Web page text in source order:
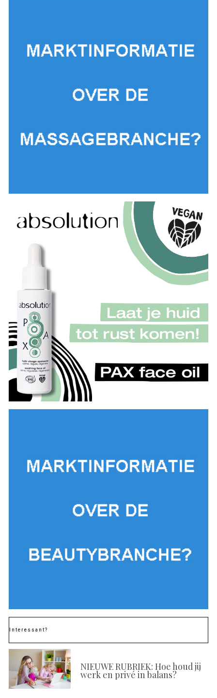
Interessant?
NIEUWE RUBRIEK: Hoe houd jij
werk en privé in balans?